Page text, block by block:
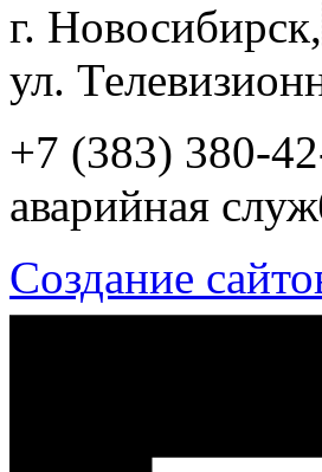
г.
ул.
+7 (383) 380-
аварийная
Создание